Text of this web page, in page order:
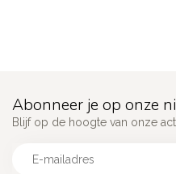
Abonneer je op onze
Blijf op de hoogte van onze